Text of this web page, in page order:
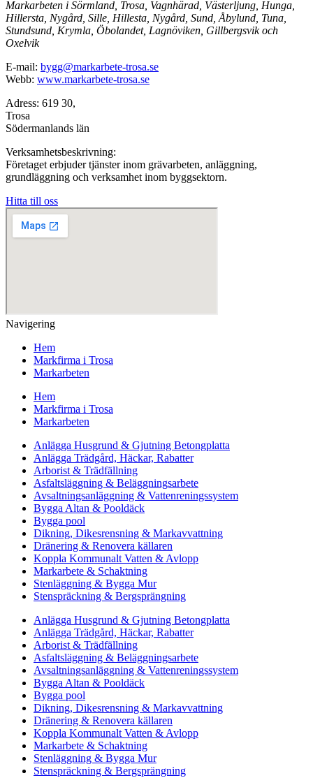
Markarbeten i Sörmland, Trosa, Vagnhärad, Västerljung, Hunga,
Hillersta, Nygård, Sille, Hillesta, Nygård, Sund, Åbylund, Tuna,
Stundsund, Krymla, Öbolandet, Lagnöviken, Gillbergsvik och
Oxelvik
E-mail: bygg@markarbete-trosa.se
Webb: www.markarbete-trosa.se
Adress: 619 30,
Trosa
Södermanlands län
Verksamhetsbeskrivning:
Företaget erbjuder tjänster inom grävarbeten, anläggning,
grundläggning och verksamhet inom byggsektorn.
Hitta till oss
Navigering
Hem
Markfirma i Trosa
Markarbeten
Hem
Markfirma i Trosa
Markarbeten
Anlägga Husgrund & Gjutning Betongplatta
Anlägga Trädgård, Häckar, Rabatter
Arborist & Trädfällning
Asfaltsläggning & Beläggningsarbete
Avsaltningsanläggning & Vattenreningssystem
Bygga Altan & Pooldäck
Bygga pool
Dikning, Dikesrensning & Markavvattning
Dränering & Renovera källaren
Koppla Kommunalt Vatten & Avlopp
Markarbete & Schaktning
Stenläggning & Bygga Mur
Stenspräckning & Bergsprängning
Anlägga Husgrund & Gjutning Betongplatta
Anlägga Trädgård, Häckar, Rabatter
Arborist & Trädfällning
Asfaltsläggning & Beläggningsarbete
Avsaltningsanläggning & Vattenreningssystem
Bygga Altan & Pooldäck
Bygga pool
Dikning, Dikesrensning & Markavvattning
Dränering & Renovera källaren
Koppla Kommunalt Vatten & Avlopp
Markarbete & Schaktning
Stenläggning & Bygga Mur
Stenspräckning & Bergsprängning